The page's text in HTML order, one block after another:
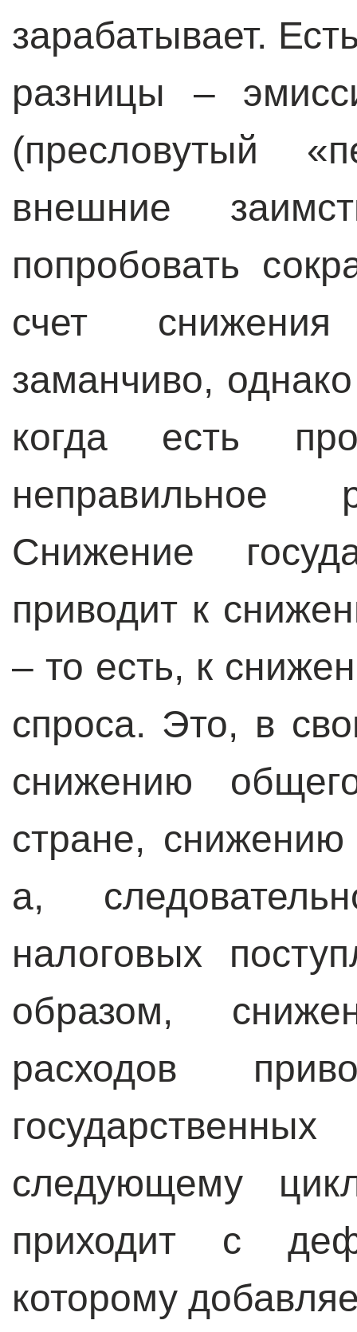
зарабатывает.
разницы –
(пресловутый
внешние
попробовать
счет
заманчиво,
когда есть
неправильное
Снижение
приводит к
– то есть, к
спроса. Это, в
снижению
стране,
а,
налоговых
образом,
расходов
следующему
приходит с
которому